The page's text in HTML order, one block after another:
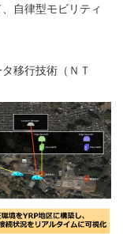
自律型モビリティ
移行技術（ＮＴ